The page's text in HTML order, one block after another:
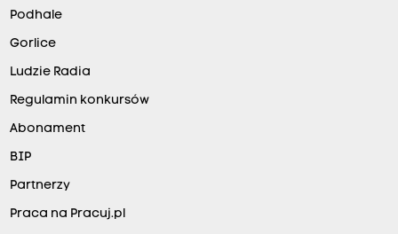
Podhale
Gorlice
Ludzie Radia
Regulamin konkursów
Abonament
BIP
Partnerzy
Praca na Pracuj.pl